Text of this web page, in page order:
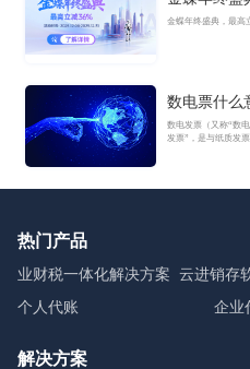
金蝶年终盛典，最高
数电票什么
数电发票（又称“数
发票”，是与纸质发
热门产品
业财税一体化解决方案 云进销存
个人代账
企业
解决方案